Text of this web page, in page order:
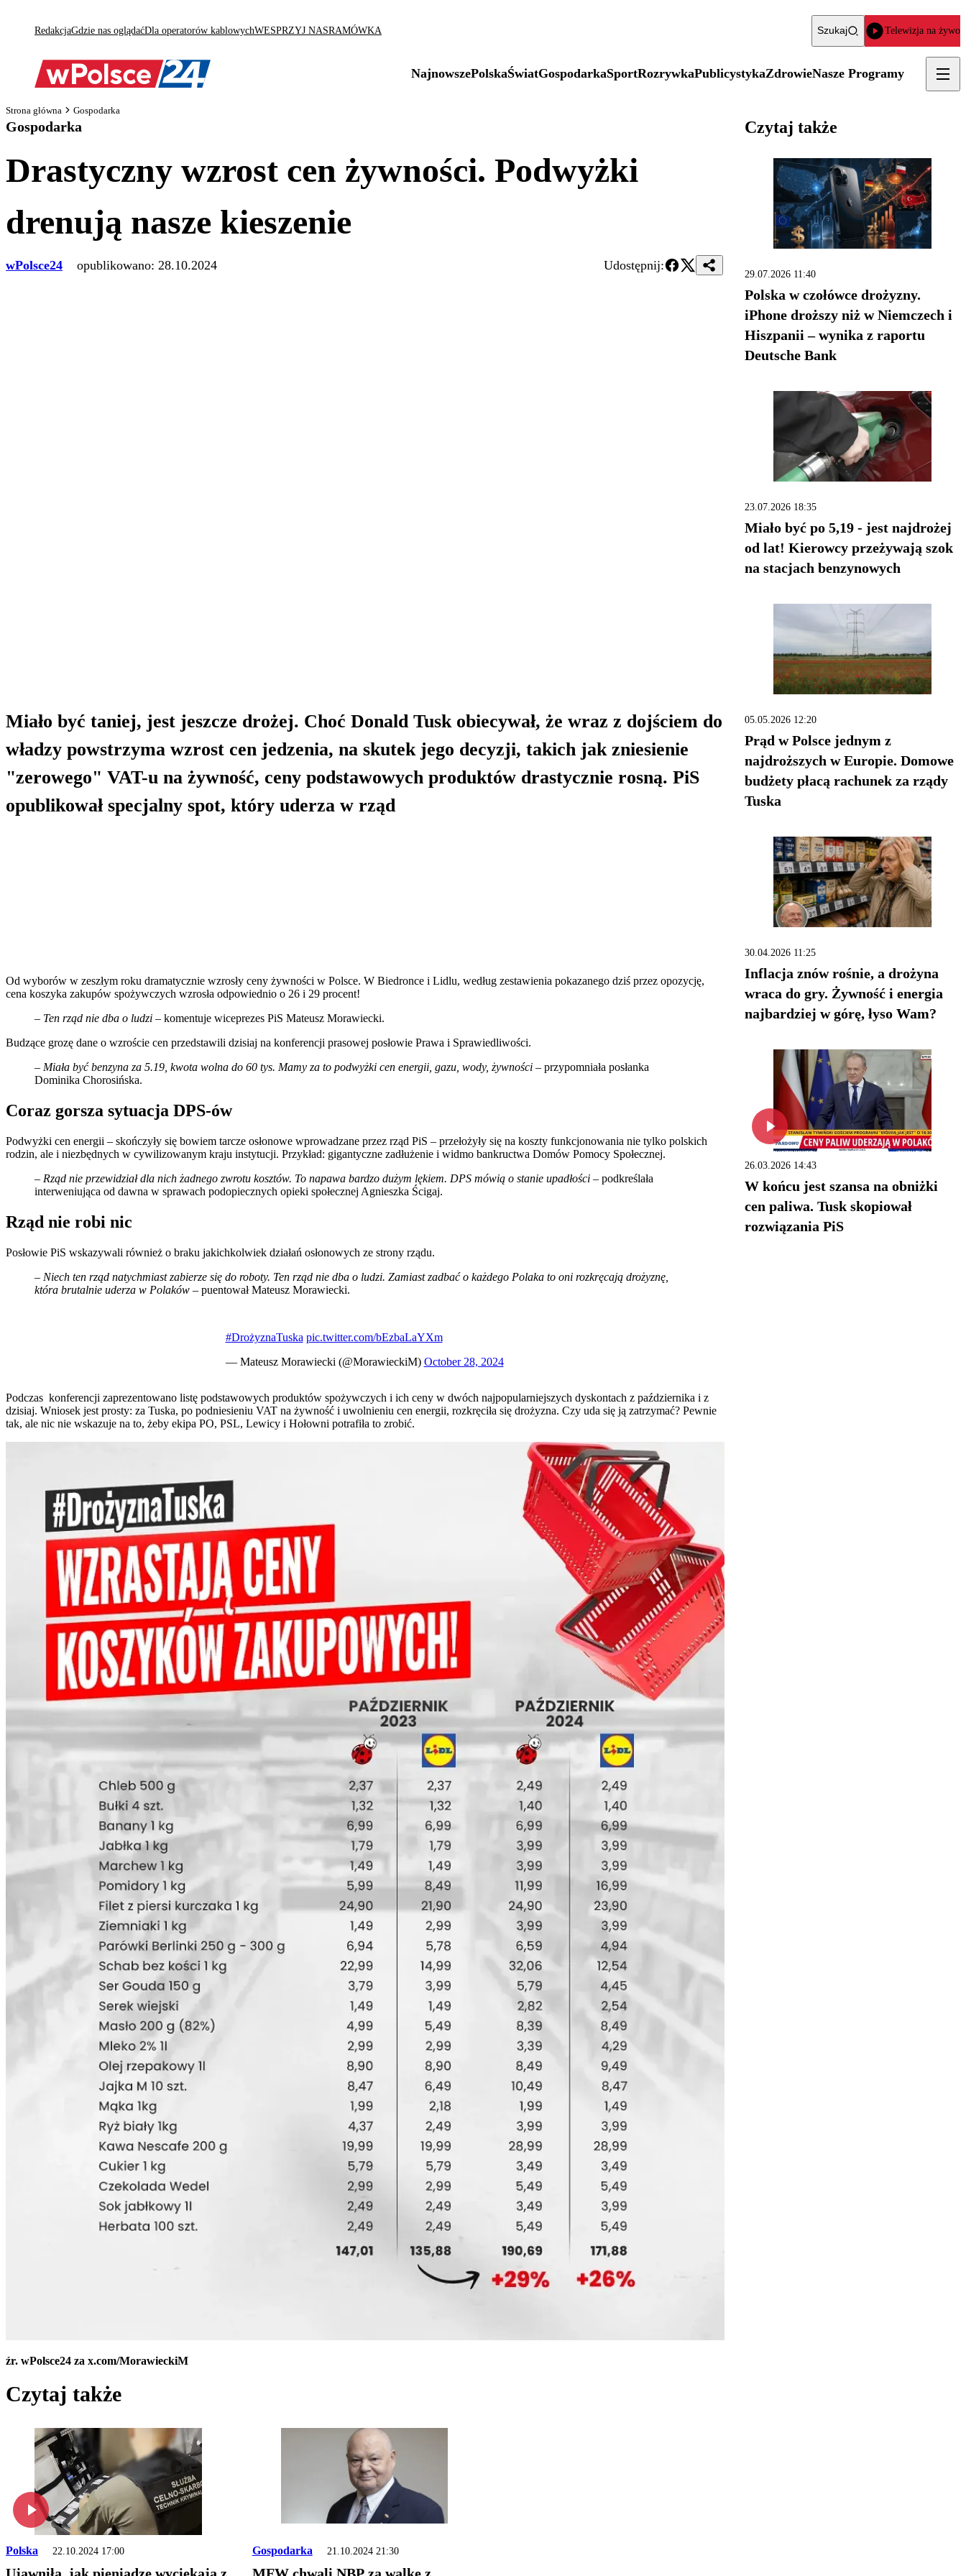
RedakcjaGdzie nas oglądaćDla operatorów kablowychWESPRZYJ NASRAMÓWKA Szukaj Telewizja na żywo
NajnowszePolskaŚwiatGospodarkaSportRozrywkaPublicystykaZdrowieNasze Programy
Strona główna Gospodarka
Gospodarka
Drastyczny wzrost cen żywności. Podwyżki
drenują nasze kieszenie
wPolsce24 opublikowano: 28.10.2024 Udostępnij:
Miało być taniej, jest jeszcze drożej. Choć Donald Tusk obiecywał, że wraz z dojściem do
władzy powstrzyma wzrost cen jedzenia, na skutek jego decyzji, takich jak zniesienie
"zerowego" VAT-u na żywność, ceny podstawowych produktów drastycznie rosną. PiS
opublikował specjalny spot, który uderza w rząd
Od wyborów w zeszłym roku dramatycznie wzrosły ceny żywności w Polsce. W Biedronce i Lidlu, według zestawienia pokazanego dziś przez opozycję,
cena koszyka zakupów spożywczych wzrosła odpowiednio o 26 i 29 procent!
– Ten rząd nie dba o ludzi – komentuje wiceprezes PiS Mateusz Morawiecki.
Budzące grozę dane o wzroście cen przedstawili dzisiaj na konferencji prasowej posłowie Prawa i Sprawiedliwości.
– Miała być benzyna za 5.19, kwota wolna do 60 tys. Mamy za to podwyżki cen energii, gazu, wody, żywności – przypomniała posłanka
Dominika Chorosińska.
Coraz gorsza sytuacja DPS-ów
Podwyżki cen energii – skończyły się bowiem tarcze osłonowe wprowadzane przez rząd PiS – przełożyły się na koszty funkcjonowania nie tylko polskich
rodzin, ale i niezbędnych w cywilizowanym kraju instytucji. Przykład: gigantyczne zadłużenie i widmo bankructwa Domów Pomocy Społecznej.
– Rząd nie przewidział dla nich żadnego zwrotu kosztów. To napawa bardzo dużym lękiem. DPS mówią o stanie upadłości – podkreślała
interweniująca od dawna w sprawach podopiecznych opieki społecznej Agnieszka Ścigaj.
Rząd nie robi nic
Posłowie PiS wskazywali również o braku jakichkolwiek działań osłonowych ze strony rządu.
– Niech ten rząd natychmiast zabierze się do roboty. Ten rząd nie dba o ludzi. Zamiast zadbać o każdego Polaka to oni rozkręcają drożyznę,
która brutalnie uderza w Polaków – puentował Mateusz Morawiecki.
#DrożyznaTuska pic.twitter.com/bEzbaLaYXm
— Mateusz Morawiecki (@MorawieckiM) October 28, 2024
Podczas konferencji zaprezentowano listę podstawowych produktów spożywczych i ich ceny w dwóch najpopularniejszych dyskontach z października i z
dzisiaj. Wniosek jest prosty: za Tuska, po podniesieniu VAT na żywność i uwolnieniu cen energii, rozkręciła się drożyzna. Czy uda się ją zatrzymać? Pewnie
tak, ale nic nie wskazuje na to, żeby ekipa PO, PSL, Lewicy i Hołowni potrafiła to zrobić.
źr. wPolsce24 za x.com/MorawieckiM
Czytaj także
Polska 22.10.2024 17:00 Gospodarka 21.10.2024 21:30
Czytaj także
29.07.2026 11:40
Polska w czołówce drożyzny.
iPhone droższy niż w Niemczech i
Hiszpanii – wynika z raportu
Deutsche Bank
23.07.2026 18:35
Miało być po 5,19 - jest najdrożej
od lat! Kierowcy przeżywają szok
na stacjach benzynowych
05.05.2026 12:20
Prąd w Polsce jednym z
najdroższych w Europie. Domowe
budżety płacą rachunek za rządy
Tuska
30.04.2026 11:25
Inflacja znów rośnie, a drożyna
wraca do gry. Żywność i energia
najbardziej w górę, łyso Wam?
26.03.2026 14:43
W końcu jest szansa na obniżki
cen paliwa. Tusk skopiował
rozwiązania PiS